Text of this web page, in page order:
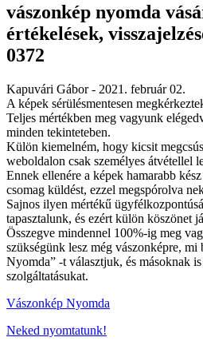
vászonkép nyomda
értékelések,
0372
Kapuvári Gábor - 2021. február 02.
A képek sérülésmentesen
Teljes mértékben meg vagyunk
minden tekinteteben.
Külön kiemelném, hogy kicsit
weboldalon csak személyes átvétellel
Ennek ellenére a képek hamarabb
csomag küldést, ezzel megspórolva
Sajnos ilyen mértékű
tapasztalunk, és ezért külön köszönet
Összegve mindennel 100%-ig meg
szükségünk lesz még vászonképre, mi
Nyomda” -t választjuk, és másoknak
szolgáltatásukat.
Vászonkép Nyomda
Neked nyomtatunk!